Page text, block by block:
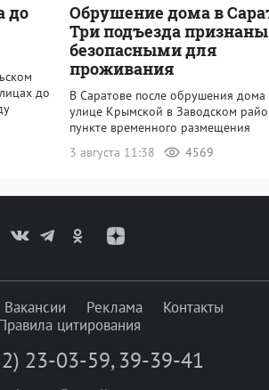
до
до
Обрушение дома в
Три подъезда признаны
безопасными для
проживания
В Саратове после обрушения
улице Крымской в Заводском
пункте временного размещения
3 августа 11:38
4569
Вакансии Реклама
Контакты
цитирования
23-03-59, 39-39-41